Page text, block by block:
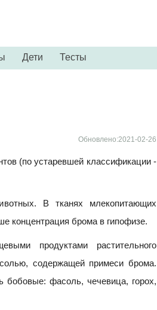
Дети Тесты
Обновлено:2021-02-26
(по устаревшей классификации -
В тканях млекопитающих
концентрация брома в гипофизе.
продуктами растительного
содержащей примеси брома.
бобовые: фасоль, чечевица, горох,